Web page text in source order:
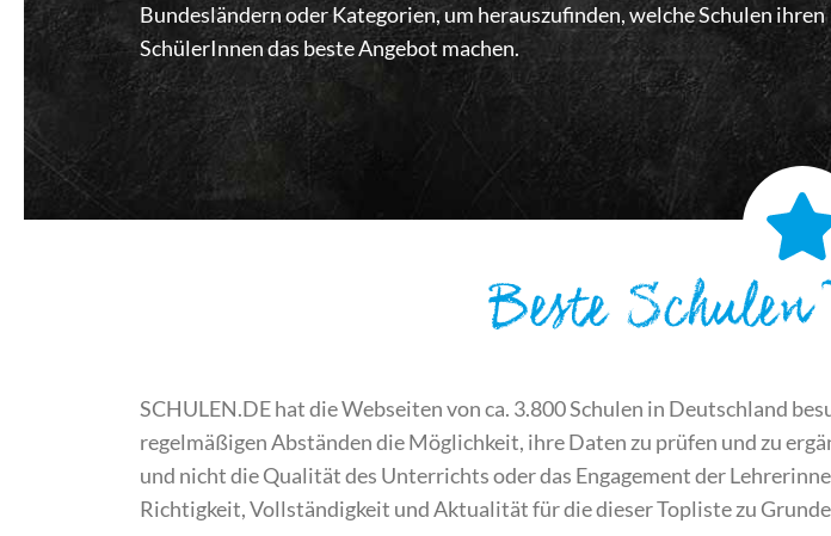
Bundesländern oder Kategorien, um herauszufinden, welche Schulen ihren
SchülerInnen das beste Angebot machen.
Beste Schulen
SCHULEN.DE hat die Webseiten von ca. 3.800 Schulen in Deutschland
regelmäßigen Abständen die Möglichkeit, ihre Daten zu prüfen und zu
und nicht die Qualität des Unterrichts oder das Engagement der
Richtigkeit, Vollständigkeit und Aktualität für die dieser Topliste zu